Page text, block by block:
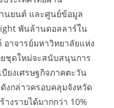
นยนต์ และศูนย์ข้อมูล
พันล้านดอลลาร์ใน
อาจารย์มหาวิทยาลัยแห่ง
ชุดใหม่จะสนับสนุนการ
ยงเศรษฐกิจภาคตะวัน
งกล่าวครอบคลุมจังหวัด
งรายได้มากกว่า 10%